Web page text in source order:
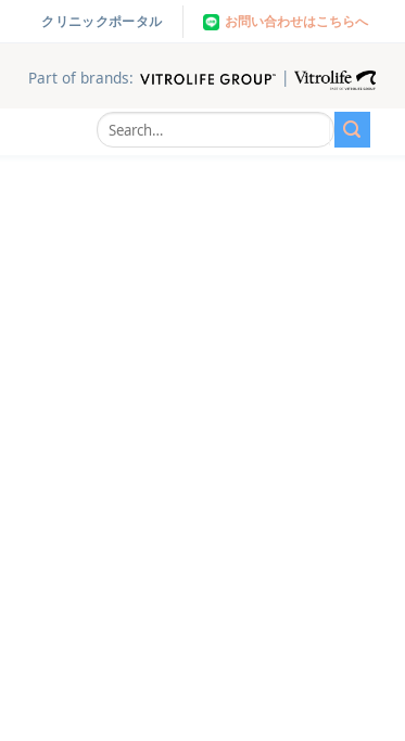
クリニックポータル お問い合わせはこちらへ
Part of brands: |